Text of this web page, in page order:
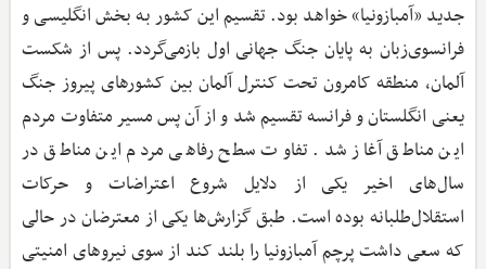
جدید «آمبازونیا» خواهد بود. تقسیم این کشور به بخش انگلیسی و
فرانسوی‌زبان به پایان جنگ جهانی اول بازمی‌گردد. پس از شکست
آلمان، منطقه کامرون تحت کنترل آلمان بین کشورهای پیروز جنگ
یعنی انگلستان و فرانسه تقسیم شد و از آن ‌پس مسیر متفاوت مردم
این مناطق آغاز شد. تفاوت سطح رفاهی مردم این مناطق در
سال‌های اخیر یکی از دلایل شروع اعتراضات و حرکات
استقلال‌طلبانه بوده است. طبق گزارش‌ها یکی از معترضان در حالی
‌که سعی داشت پرچم آمبازونیا را بلند کند از سوی نیروهای امنیتی